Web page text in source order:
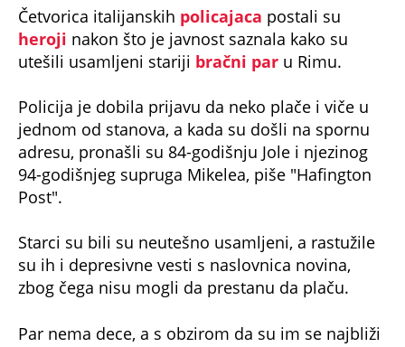
Četvorica italijanskih policajaca postali su
heroji nakon što je javnost saznala kako su
utešili usamljeni stariji bračni par u Rimu.
Policija je dobila prijavu da neko plače i viče u
jednom od stanova, a kada su došli na spornu
adresu, pronašli su 84-godišnju Jole i njezinog
94-godišnjeg supruga Mikelea, piše "Hafington
Post".
Starci su bili su neutešno usamljeni, a rastužile
su ih i depresivne vesti s naslovnica novina,
zbog čega nisu mogli da prestanu da plaču.
Par nema dece, a s obzirom da su im se najbliži